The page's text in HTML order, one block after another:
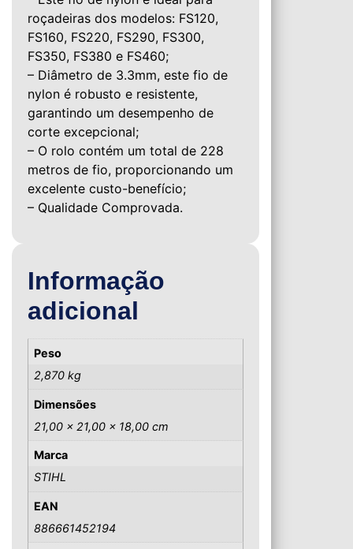
roçadeiras dos modelos: FS120,
FS160, FS220, FS290, FS300,
FS350, FS380 e FS460;
– Diâmetro de 3.3mm, este fio de
nylon é robusto e resistente,
garantindo um desempenho de
corte excepcional;
– O rolo contém um total de 228
metros de fio, proporcionando um
excelente custo-benefício;
– Qualidade Comprovada.
Informação
adicional
Peso
2,870 kg
Dimensões
21,00 × 21,00 × 18,00 cm
Marca
STIHL
EAN
886661452194